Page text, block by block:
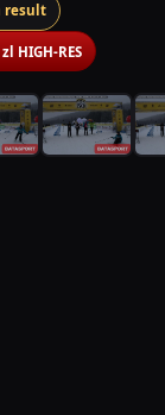
result
HIGH-RES